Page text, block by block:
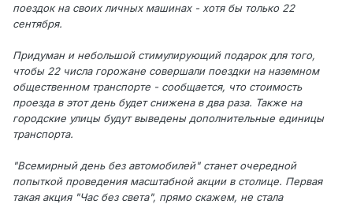
поездок на своих личных машинах - хотя бы только 22
сентября.
Придуман и небольшой стимулирующий подарок для того,
чтобы 22 числа горожане совершали поездки на наземном
общественном транспорте - сообщается, что стоимость
проезда в этот день будет снижена в два раза. Также на
городские улицы будут выведены дополнительные единицы
транспорта.
"Всемирный день без автомобилей" станет очередной
попыткой проведения масштабной акции в столице. Первая
такая акция "Час без света", прямо скажем, не стала